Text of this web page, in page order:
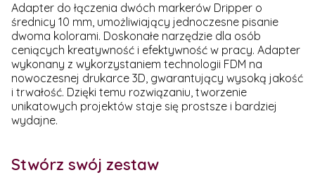
Adapter do łączenia dwóch markerów Dripper o
średnicy 10 mm, umożliwiający jednoczesne pisanie
dwoma kolorami. Doskonałe narzędzie dla osób
ceniących kreatywność i efektywność w pracy. Adapter
wykonany z wykorzystaniem technologii FDM na
nowoczesnej drukarce 3D, gwarantujący wysoką jakość
i trwałość. Dzięki temu rozwiązaniu, tworzenie
unikatowych projektów staje się prostsze i bardziej
wydajne.
Stwórz swój zestaw